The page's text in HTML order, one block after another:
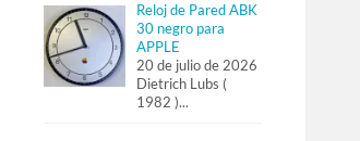
Reloj de Pared ABK
30 negro para
APPLE
20 de julio de 2026
Dietrich Lubs (
1982 )...